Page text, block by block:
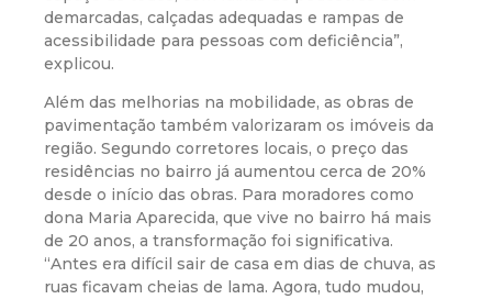
demarcadas, calçadas adequadas e rampas de
acessibilidade para pessoas com deficiência”,
explicou.
Além das melhorias na mobilidade, as obras de
pavimentação também valorizaram os imóveis da
região. Segundo corretores locais, o preço das
residências no bairro já aumentou cerca de 20%
desde o início das obras. Para moradores como
dona Maria Aparecida, que vive no bairro há mais
de 20 anos, a transformação foi significativa.
“Antes era difícil sair de casa em dias de chuva, as
ruas ficavam cheias de lama. Agora, tudo mudou,